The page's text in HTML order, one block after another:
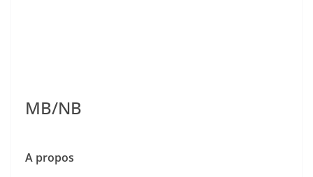
MB/NB
A propos